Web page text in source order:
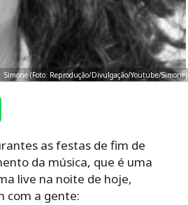
Simone (Foto: Reprodução/Divulgação/Youtube/Simone)
as festas de fim de
da música, que é uma
live na noite de hoje,
com a gente: